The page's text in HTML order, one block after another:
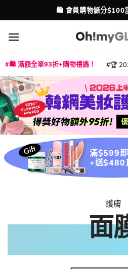
to
content
💳 支援消費券、FPS、八達通
🛍️ 滿額全單93折+購物禮遇！ 🏆
滿$599
+送$480
護膚
面